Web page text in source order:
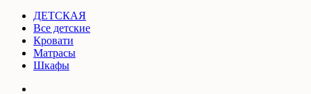
ДЕТСКАЯ
Все детские
Кровати
Матрасы
Шкафы